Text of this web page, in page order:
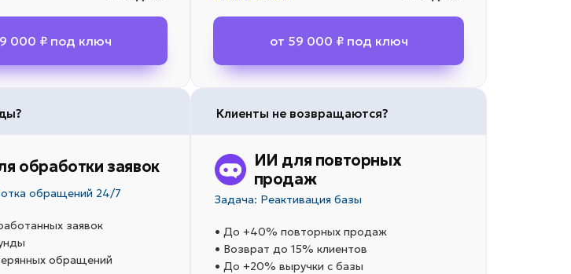
000 ₽ под ключ от 59 000 ₽ под ключ
обработки заявок
обращений 24/7
заявок
обращений
Клиенты не возвращаются?
ИИ для повторных
продаж
Задача: Реактивация базы
• До +40% повторных продаж
• Возврат до 15% клиентов
• До +20% выручки с базы